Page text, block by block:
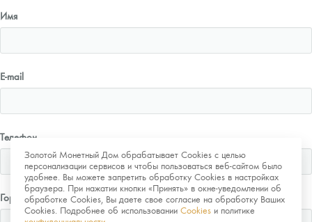
Золотой Монетный Дом обрабатывает Cookies с целью
персонализации сервисов и чтобы пользоваться веб-сайтом было
удобнее. Вы можете запретить обработку Cookies в настройках
браузера. При нажатии кнопки «Принять» в окне-уведомлении об
обработке Cookies, Вы даете свое согласие на обработку Ваших
Cookies. Подробнее об использовании Cookies и политике
Имя
E-mail
Телефон
Город